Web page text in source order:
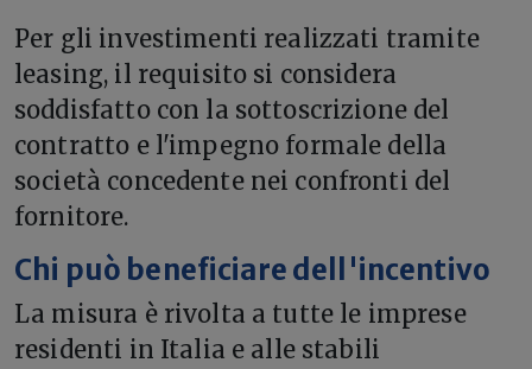
Per gli investimenti realizzati tramite
leasing, il requisito si considera
soddisfatto con la sottoscrizione del
contratto e l'impegno formale della
società concedente nei confronti del
fornitore.
Chi può beneficiare dell'incentivo
La misura è rivolta a tutte le imprese
residenti in Italia e alle stabili